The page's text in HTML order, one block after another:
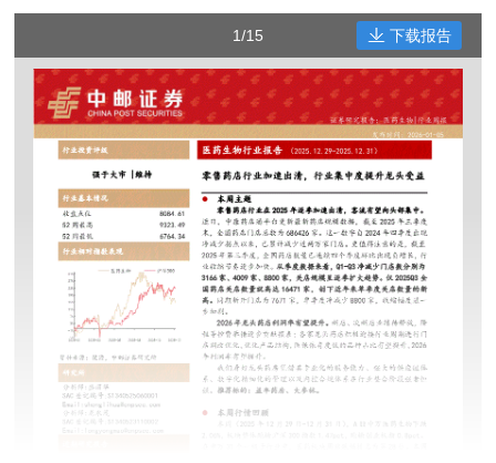
1/15 下载报告